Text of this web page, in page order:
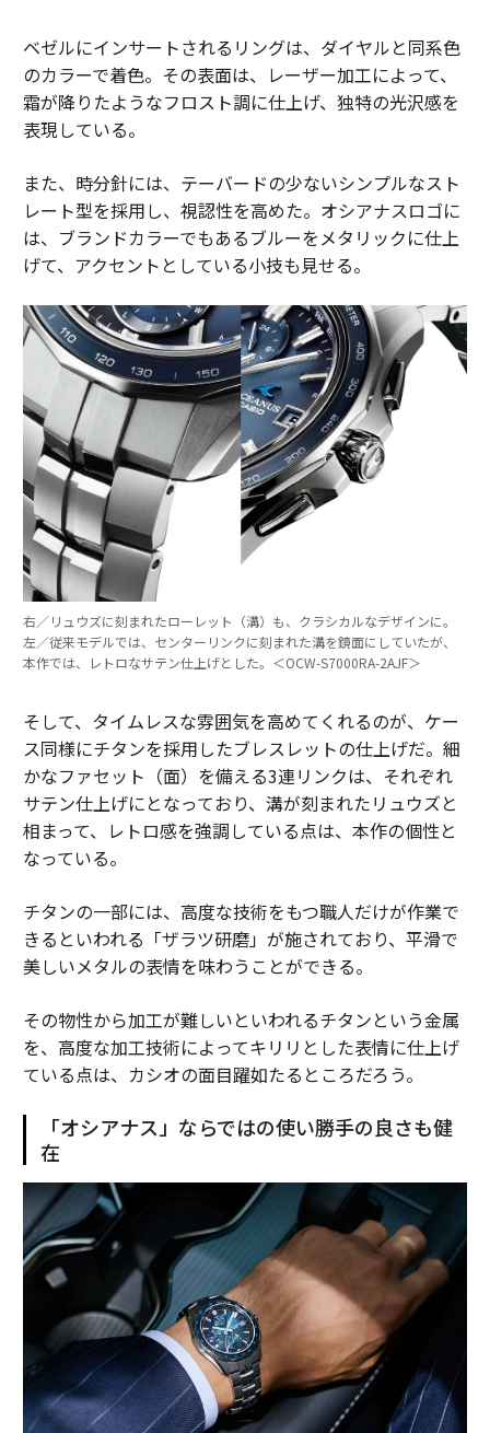
ベゼルにインサートされるリングは、ダイヤルと同系色
のカラーで着色。その表面は、レーザー加工によって、
霜が降りたようなフロスト調に仕上げ、独特の光沢感を
表現している。
また、時分針には、テーバードの少ないシンプルなスト
レート型を採用し、視認性を高めた。オシアナスロゴに
は、ブランドカラーでもあるブルーをメタリックに仕上
げて、アクセントとしている小技も見せる。
右／リュウズに刻まれたローレット（溝）も、クラシカルなデザインに。
左／従来モデルでは、センターリンクに刻まれた溝を鏡面にしていたが、
本作では、レトロなサテン仕上げとした。＜OCW-S7000RA-2AJF＞
そして、タイムレスな雰囲気を高めてくれるのが、ケー
ス同様にチタンを採用したブレスレットの仕上げだ。細
かなファセット（面）を備える3連リンクは、それぞれ
サテン仕上げにとなっており、溝が刻まれたリュウズと
相まって、レトロ感を強調している点は、本作の個性と
なっている。
チタンの一部には、高度な技術をもつ職人だけが作業で
きるといわれる「ザラツ研磨」が施されており、平滑で
美しいメタルの表情を味わうことができる。
その物性から加工が難しいといわれるチタンという金属
を、高度な加工技術によってキリリとした表情に仕上げ
ている点は、カシオの面目躍如たるところだろう。
「オシアナス」ならではの使い勝手の良さも健
在